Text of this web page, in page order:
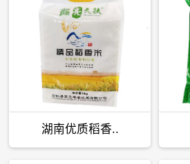
湖南优质稻香..